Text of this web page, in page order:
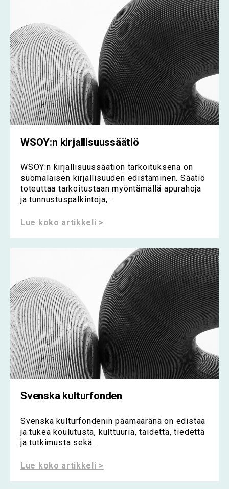
WSOY:n kirjallisuussäätiö
WSOY:n kirjallisuussäätiön tarkoituksena on
suomalaisen kirjallisuuden edistäminen. Säätiö
toteuttaa tarkoitustaan myöntämällä apurahoja
ja tunnustuspalkintoja,...
Lue koko artikkeli >
Svenska kulturfonden
Svenska kulturfondenin päämääränä on edistää
ja tukea koulutusta, kulttuuria, taidetta, tiedettä
ja tutkimusta sekä...
Lue koko artikkeli >